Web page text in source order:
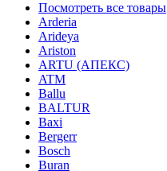
Посмотреть все товары
Arderia
Arideya
Ariston
ARTU (АПЕКС)
ATM
Ballu
BALTUR
Baxi
Bergerr
Bosch
Buran